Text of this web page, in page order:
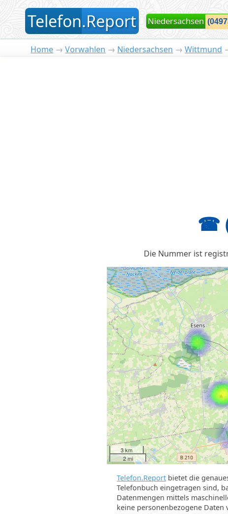
Telefon.Report Niedersachsen
Home →Vorwahlen → Niedersachsen →Wittmund
☎
Die Nummer ist
3 km
2 mi
Telefon.Report bietet die
Telefonbuch eingetragen sind,
Datenmengen mittels
keine personenbezogene